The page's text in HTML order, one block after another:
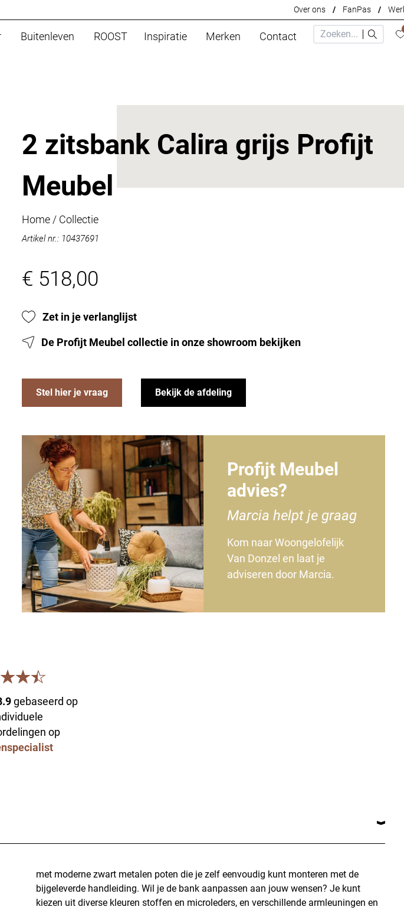
Over ons / FanPas /
Buitenleven ROOST Inspiratie Merken Contact
2 zitsbank Calira grijs Profijt
Meubel
Home / Collectie
Artikel nr.: 10437691
€ 518,00
Zet in je verlanglijst
De Profijt Meubel collectie in onze showroom bekijken
Stel hier je vraag Bekijk de afdeling
Profijt Meubel
advies?
Marcia helpt je graag
Kom naar Woongelofelijk
Van Donzel en laat je
adviseren door Marcia.
gebaseerd op
op
met moderne zwart metalen poten die je zelf eenvoudig kunt monteren met de
bijgeleverde handleiding. Wil je de bank aanpassen aan jouw wensen? Je kunt
kiezen uit diverse kleuren stoffen en microleders, en verschillende armleuningen en